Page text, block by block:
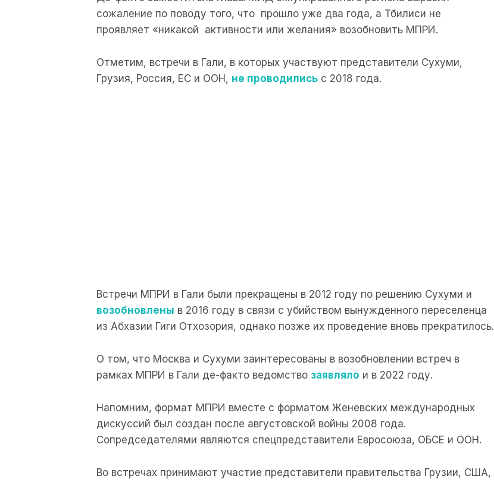
сожаление по поводу того, что прошло уже два года, а Тбилиси не
проявляет «никакой активности или желания» возобновить МПРИ.
Отметим, встречи в Гали, в которых участвуют представители Сухуми,
Грузия, Россия, ЕС и ООН, не проводились с 2018 года.
Встречи МПРИ в Гали были прекращены в 2012 году по решению Сухуми и
возобновлены в 2016 году в связи с убийством вынужденного переселенца
из Абхазии Гиги Отхозория, однако позже их проведение вновь прекратилось.
О том, что Москва и Сухуми заинтересованы в возобновлении встреч в
рамках МПРИ в Гали де-факто ведомство заявляло и в 2022 году.
Напомним, формат МПРИ вместе с форматом Женевских международных
дискуссий был создан после августовской войны 2008 года.
Сопредседателями являются спецпредставители Евросоюза, ОБСЕ и ООН.
Во встречах принимают участие представители правительства Грузии, США,